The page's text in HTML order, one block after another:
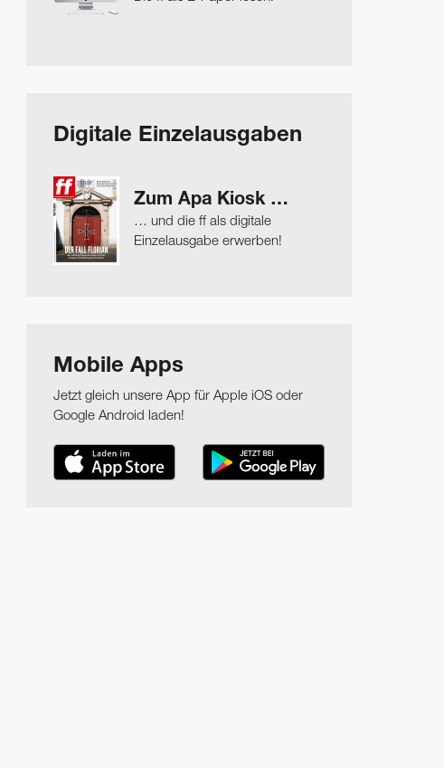
Digitale Einzelausgaben
Zum Apa Kiosk …
… und die ff als digitale
Einzelausgabe erwerben!
Mobile Apps
Jetzt gleich unsere App für Apple iOS oder
Google Android laden!